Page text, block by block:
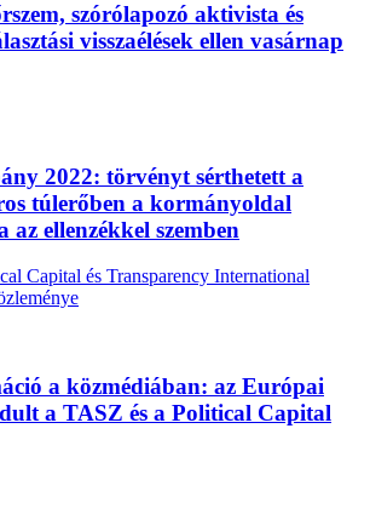
szórólapozó aktivista és
visszaélések ellen vasárnap
2022: törvényt sérthetett a
túlerőben a kormányoldal
ellenzékkel szemben
Capital és Transparency International
a közmédiában: az Európai
a TASZ és a Political Capital